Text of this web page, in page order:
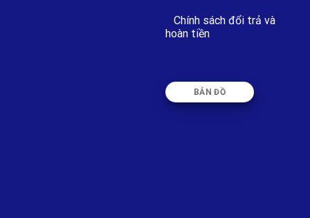
Chính sách đổi trả và
hoàn tiền
BẢN ĐỒ